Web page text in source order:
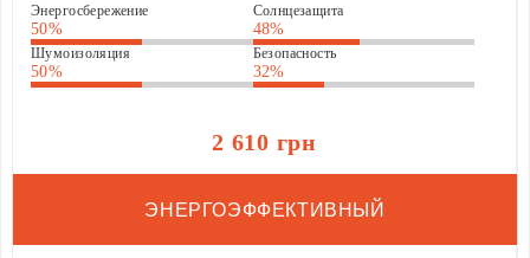
Энергосбережение
50%
Солнцезащита
48%
Шумоизоляция
50%
Безопасность
32%
2 610 грн
ЭНЕРГОЭФФЕКТИВНЫЙ